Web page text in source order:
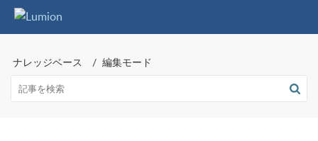
ナレッジベース 編集モード